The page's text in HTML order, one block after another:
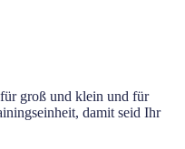
groß und klein und für
damit seid Ihr